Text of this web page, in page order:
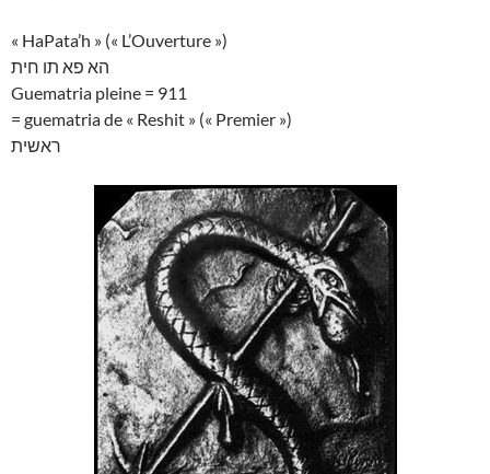
« HaPata’h » (« L’Ouverture »)
הא פא תו חית
Guematria pleine = 911
= guematria de « Reshit » (« Premier »)
ראשית